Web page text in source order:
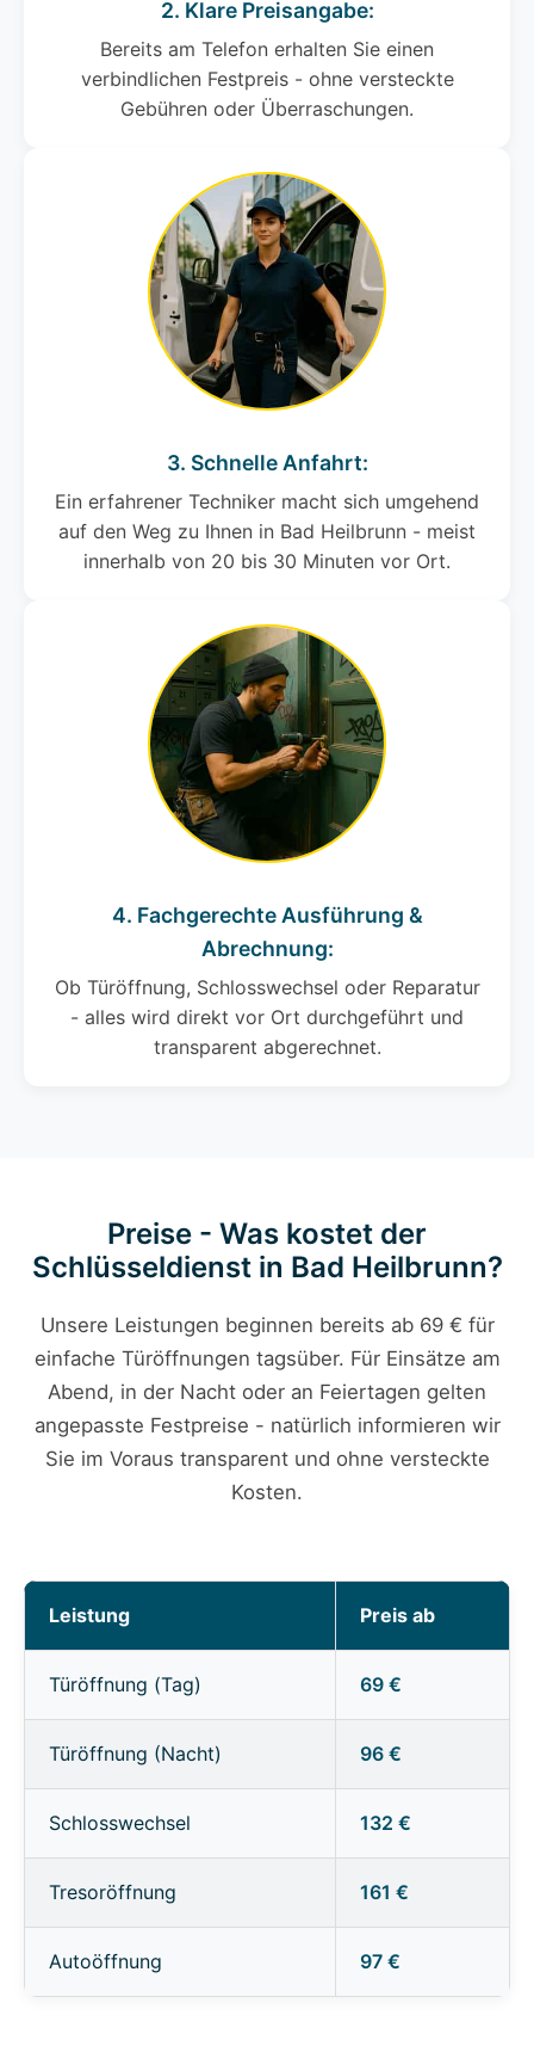
2. Klare Preisangabe:
Bereits am Telefon erhalten Sie einen
verbindlichen Festpreis - ohne versteckte
Gebühren oder Überraschungen.
3. Schnelle Anfahrt:
Ein erfahrener Techniker macht sich umgehend
auf den Weg zu Ihnen in Bad Heilbrunn - meist
innerhalb von 20 bis 30 Minuten vor Ort.
4. Fachgerechte Ausführung &
Abrechnung:
Ob Türöffnung, Schlosswechsel oder Reparatur
- alles wird direkt vor Ort durchgeführt und
transparent abgerechnet.
Preise - Was kostet der
Schlüsseldienst in Bad Heilbrunn?
Unsere Leistungen beginnen bereits ab 69 € für
einfache Türöffnungen tagsüber. Für Einsätze am
Abend, in der Nacht oder an Feiertagen gelten
angepasste Festpreise - natürlich informieren wir
Sie im Voraus transparent und ohne versteckte
Kosten.
Leistung Preis ab
Türöffnung (Tag) 69 €
Türöffnung (Nacht) 96 €
Schlosswechsel 132 €
Tresoröffnung 161 €
Autoöffnung 97 €